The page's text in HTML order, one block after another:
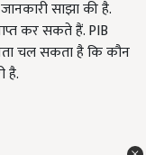
साझा की है.
कर सकते हैं. PIB
चल सकता है कि कौन
है.